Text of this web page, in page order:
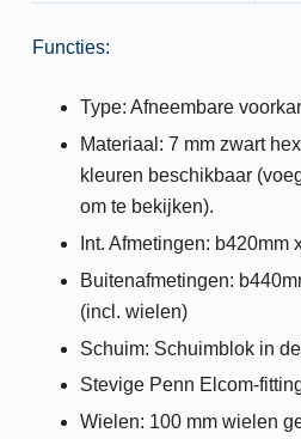
Functies:
Type: Afneembare
Materiaal: 7 mm zwart
kleuren beschikbaar
om te bekijken).
Int. Afmetingen: b420mm
Buitenafmetingen:
(incl. wielen)
Schuim: Schuimblok in
Stevige Penn Elcom-
Wielen: 100 mm wielen